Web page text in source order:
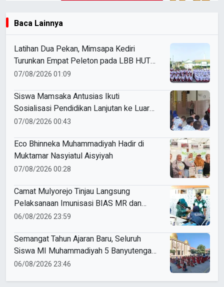
Baca Lainnya
Latihan Dua Pekan, Mimsapa Kediri
Turunkan Empat Peleton pada LBB HUT
Ke-81 RI Kecamatan Pare
07/08/2026 01:09
Siswa Mamsaka Antusias Ikuti
Sosialisasi Pendidikan Lanjutan ke Luar
Negeri
07/08/2026 00:43
Eco Bhinneka Muhammadiyah Hadir di
Muktamar Nasyiatul Aisyiyah
07/08/2026 00:28
Camat Mulyorejo Tinjau Langsung
Pelaksanaan Imunisasi BIAS MR dan
HPV di SD Muhammadiyah 18 Surabaya
06/08/2026 23:59
Semangat Tahun Ajaran Baru, Seluruh
Siswa MI Muhammadiyah 5 Banyutengah
Ikuti Latihan Tapak Suci Perdana
06/08/2026 23:46